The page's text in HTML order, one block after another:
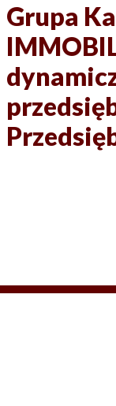
Grupa